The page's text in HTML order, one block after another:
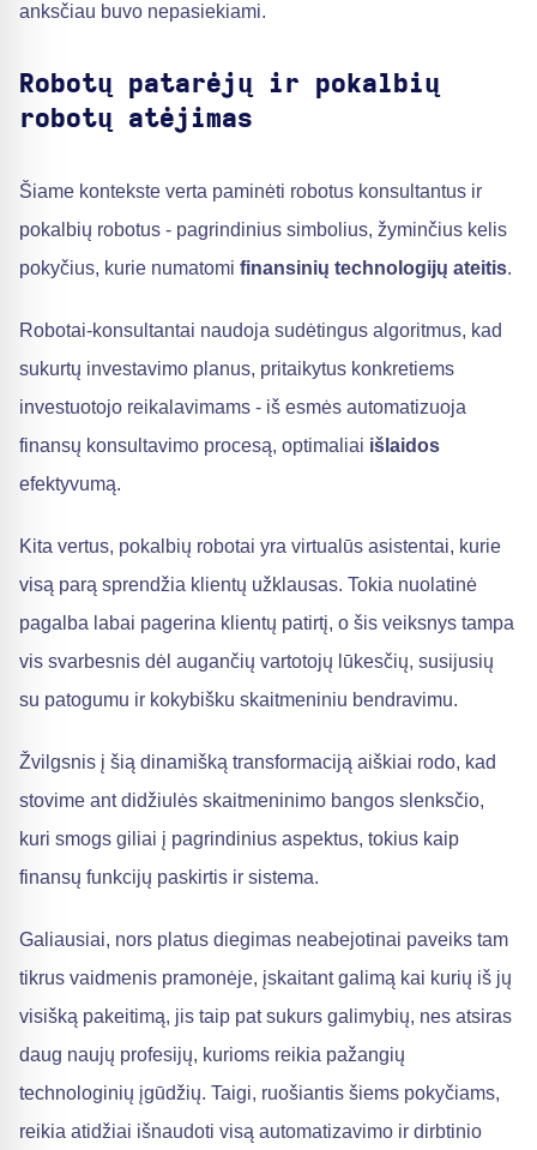
anksčiau buvo nepasiekiami.
Robotų patarėjų ir pokalbių
robotų atėjimas
Šiame kontekste verta paminėti robotus konsultantus ir
pokalbių robotus - pagrindinius simbolius, žyminčius kelis
pokyčius, kurie numatomi finansinių technologijų ateitis.
Robotai-konsultantai naudoja sudėtingus algoritmus, kad
sukurtų investavimo planus, pritaikytus konkretiems
investuotojo reikalavimams - iš esmės automatizuoja
finansų konsultavimo procesą, optimaliai išlaidos
efektyvumą.
Kita vertus, pokalbių robotai yra virtualūs asistentai, kurie
visą parą sprendžia klientų užklausas. Tokia nuolatinė
pagalba labai pagerina klientų patirtį, o šis veiksnys tampa
vis svarbesnis dėl augančių vartotojų lūkesčių, susijusių
su patogumu ir kokybišku skaitmeniniu bendravimu.
Žvilgsnis į šią dinamišką transformaciją aiškiai rodo, kad
stovime ant didžiulės skaitmeninimo bangos slenksčio,
kuri smogs giliai į pagrindinius aspektus, tokius kaip
finansų funkcijų paskirtis ir sistema.
Galiausiai, nors platus diegimas neabejotinai paveiks tam
tikrus vaidmenis pramonėje, įskaitant galimą kai kurių iš jų
visišką pakeitimą, jis taip pat sukurs galimybių, nes atsiras
daug naujų profesijų, kurioms reikia pažangių
technologinių įgūdžių. Taigi, ruošiantis šiems pokyčiams,
reikia atidžiai išnaudoti visą automatizavimo ir dirbtinio